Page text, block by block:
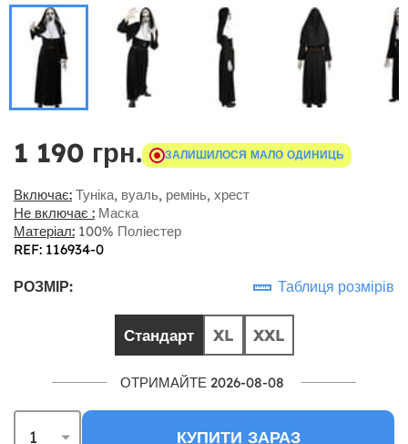
1 190 грн. ЗАЛИШИЛОСЯ МАЛО ОДИНИЦЬ
Включає: Туніка, вуаль, ремінь, хрест
Не включає : Маска
Матеріал: 100% Поліестер
REF: 116934-0
РОЗМІР: Таблиця розмірів
Стандарт XL XXL
ОТРИМАЙТЕ 2026-08-08
КУПИТИ ЗАРАЗ